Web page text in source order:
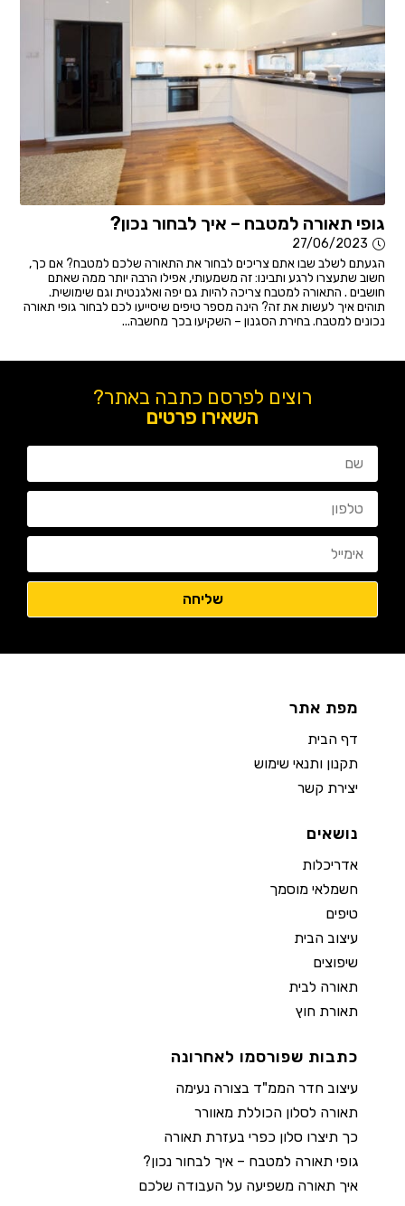
גופי תאורה למטבח – איך לבחור נכון?
27/06/2023
הגעתם לשלב שבו אתם צריכים לבחור את התאורה שלכם למטבח? אם כך,
חשוב שתעצרו לרגע ותבינו: זה משמעותי, אפילו הרבה יותר ממה שאתם
חושבים . התאורה למטבח צריכה להיות גם יפה ואלגנטית וגם שימושית.
תוהים איך לעשות את זה? הינה מספר טיפים שיסייעו לכם לבחור גופי תאורה
נכונים למטבח. בחירת הסגנון – השקיעו בכך מחשבה...
רוצים לפרסם כתבה באתר?
השאירו פרטים
מפת אתר
דף הבית
תקנון ותנאי שימוש
יצירת קשר
נושאים
אדריכלות
חשמלאי מוסמך
טיפים
עיצוב הבית
שיפוצים
תאורה לבית
תאורת חוץ
כתבות שפורסמו לאחרונה
עיצוב חדר הממ"ד בצורה נעימה
תאורה לסלון הכוללת מאוורר
כך תיצרו סלון כפרי בעזרת תאורה
גופי תאורה למטבח – איך לבחור נכון?
איך תאורה משפיעה על העבודה שלכם